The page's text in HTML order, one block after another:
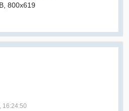
800x619
16:24:50